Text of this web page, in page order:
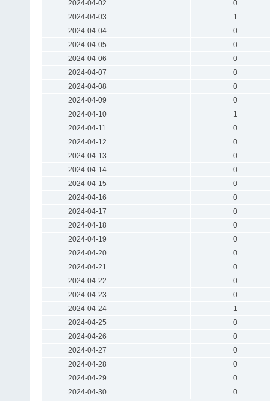
2024-04-02
0
2024-04-03
1
2024-04-04
0
2024-04-05
0
2024-04-06
0
2024-04-07
0
2024-04-08
0
2024-04-09
0
2024-04-10
1
2024-04-11
0
2024-04-12
0
2024-04-13
0
2024-04-14
0
2024-04-15
0
2024-04-16
0
2024-04-17
0
2024-04-18
0
2024-04-19
0
2024-04-20
0
2024-04-21
0
2024-04-22
0
2024-04-23
0
2024-04-24
1
2024-04-25
0
2024-04-26
0
2024-04-27
0
2024-04-28
0
2024-04-29
0
2024-04-30
0